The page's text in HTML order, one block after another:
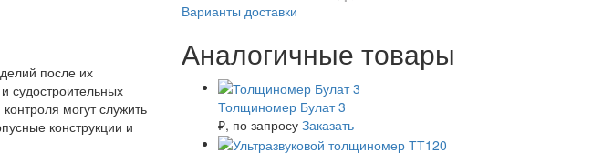
после их
судостроительных
могут служить
конструкции и
Варианты доставки
Аналогичные товары
Толщиномер Булат 3
₽, по запросу Заказать